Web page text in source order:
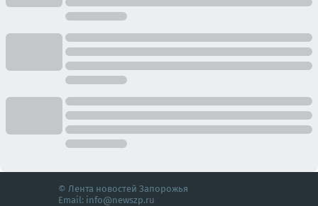
© Лента новостей Запорожья
Email: info@newszp.ru